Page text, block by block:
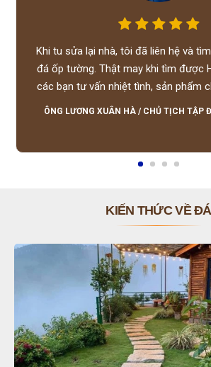
Khi tu sửa lại nhà, tôi đã liên hệ và
đá ốp tường. Thật may khi tìm được
các bạn tư vấn nhiệt tình, sản phẩm
lượng tốt, giá hợp lý, hỗ trợ
ÔNG LƯƠNG XUÂN HÀ / CHỦ TỊCH TẬP
KIẾN THỨC VỀ ĐÁ